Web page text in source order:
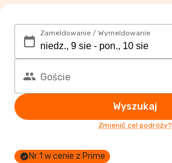
Zameldowanie / Wymeldowanie
Goście
Wyszukaj
Zmienić cel podróży?
Nr 1 w cenie z Prime